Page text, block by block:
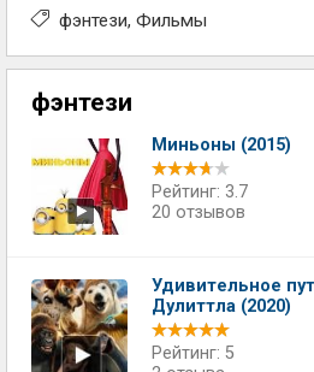
фэнтези Фильмы
фэнтези
Миньоны (2015)
Рейтинг: 3.7
20 отзывов
Удивительное
Дулиттла (2020)
Рейтинг: 5